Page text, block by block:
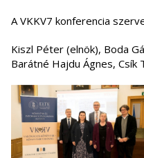
A VKKV7 konferencia
Kiszl Péter (elnök), Boda
Barátné Hajdu Ágnes, Csík